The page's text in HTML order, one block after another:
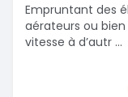
Empruntant des
aérateurs ou
vitesse à d’autr ...